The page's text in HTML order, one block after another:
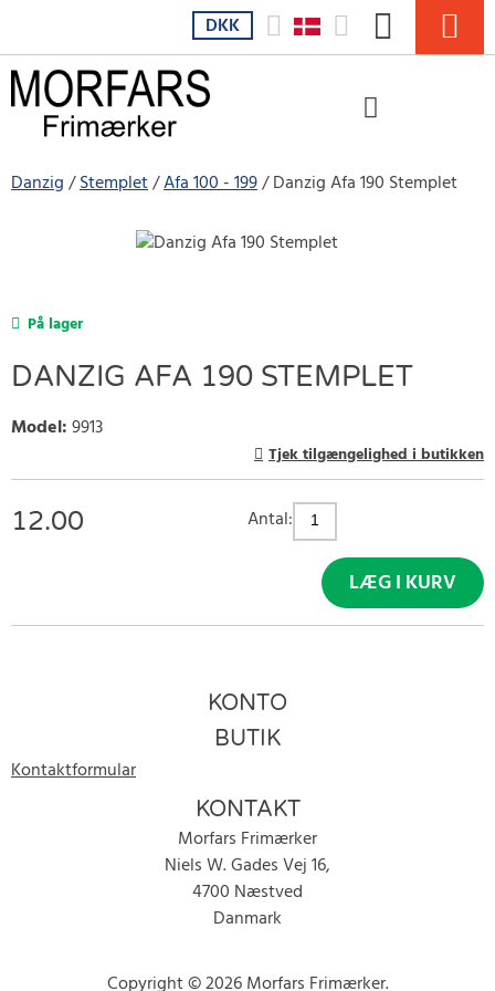
DKK
Danzig Stemplet Afa 100 - 199 Danzig Afa 190 Stemplet
På lager
DANZIG AFA 190 STEMPLET
Model:9913
Tjek tilgængelighed i butikken
12.00 Antal:
LÆG I KURV
KONTO
BUTIK
Kontaktformular
KONTAKT
Morfars Frimærker
Niels W. Gades Vej 16,
4700 Næstved
Danmark
Copyright © 2026 Morfars Frimærker.